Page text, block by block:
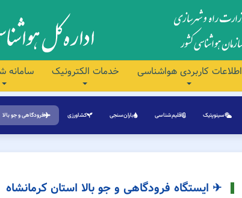
اطلاعات کاربردی هواشناسی خدمات الکترونیک سامانه
سینوپتیک اقلیم‌شناسی باران‌سنجی کشاورزی فرودگاهی و جو بالا
✈ ایستگاه فرودگاهی و جو بالا استان کرمانشاه